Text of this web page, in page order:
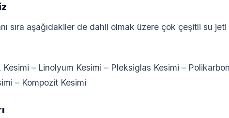
sıra aşağıdakiler de dahil olmak üzere çok çeşitli su jeti
– Linolyum Kesimi – Pleksiglas Kesimi – Polikarbon
– Kompozit Kesimi